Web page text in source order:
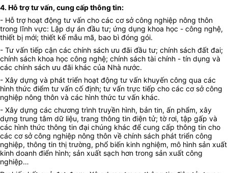
4. Hỗ trợ tư vấn, cung cấp thông tin:
- Hỗ trợ hoạt động tư vấn cho các cơ sở công nghiệp nông thôn
trong lĩnh vực: Lập dự án đầu tư; ứng dụng khoa học - công nghệ,
thiết bị mới; thiết kế mẫu mã, bao bì đóng gói.
- Tư vấn tiếp cận các chính sách ưu đãi đầu tư; chính sách đất đai;
chính sách khoa học công nghệ; chính sách tài chính - tín dụng và
các chính sách ưu đãi khác của Nhà nước.
- Xây dựng và phát triển hoạt động tư vấn khuyến công qua các
hình thức điểm tư vấn cố định; tư vấn trực tiếp cho các cơ sở công
nghiệp nông thôn và các hình thức tư vấn khác.
- Xây dựng các chương trình truyền hình, bản tin, ấn phẩm, xây
dựng trung tâm dữ liệu, trang thông tin điện tử; tờ rơi, tập gấp và
các hình thức thông tin đại chúng khác để cung cấp thông tin cho
các cơ sở công nghiệp nông thôn về chính sách phát triển công
nghiệp, thông tin thị trường, phổ biến kinh nghiệm, mô hình sản xuất
kinh doanh điển hình; sản xuất sạch hơn trong sản xuất công
nghiệp…